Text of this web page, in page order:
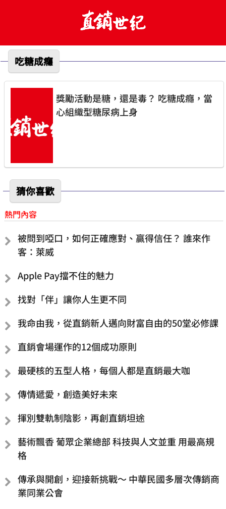
吃糖成癮
獎勵活動是糖，還是毒？ 吃糖成癮，當
心組織型糖尿病上身
猜你喜歡
熱門內容
被問到啞口，如何正確應對、贏得信任？ 誰來作
客：萊威
Apple Pay擋不住的魅力
找對「伴」讓你人生更不同
我命由我，從直銷新人邁向財富自由的50堂必修課
直銷會場運作的12個成功原則
最硬核的五型人格，每個人都是直銷最大咖
傳情遞愛，創造美好未來
揮別雙軌制陰影，再創直銷坦途
藝術飄香 葡眾企業總部 科技與人文並重 用最高規
格
傳承與開創，迎接新挑戰～ 中華民國多層次傳銷商
業同業公會